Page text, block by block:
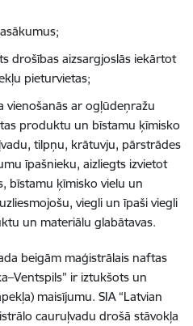
drošības aizsargjoslās iekārtot
pieturvietas;
vienošanās ar ogļūdeņražu
produktu un bīstamu ķīmisko
tilpņu, krātuvju, pārstrādes
īpašnieku, aizliegts izvietot
bīstamu ķīmisko vielu un
viegli un īpaši viegli
un materiālu glabātavas.
beigām maģistrālais naftas
ir iztukšots un
maisījumu. SIA “Latvian
cauruļvadu drošā stāvokļa